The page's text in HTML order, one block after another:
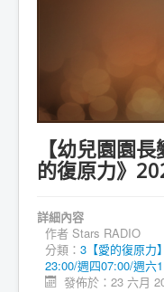
【幼兒園園
的復原力》
詳細內容
作者 Stars RADIO
分類： 3【愛的復原力
23:00/週四07:00/週六
發佈於：23 六月